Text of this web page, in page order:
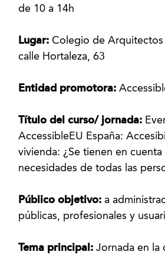
de 10 a 14h
Lugar:Colegio de
calle Hortaleza, 63
Entidad promotora:
Título del curso/ jornada:
AccessibleEU España:
vivienda: ¿Se tienen en cuenta
necesidades de todas las
Público objetivo:a
públicas, profesionales y
Tema principal:Jornada en la